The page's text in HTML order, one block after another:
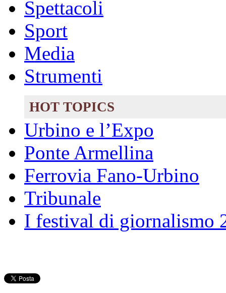
Spettacoli
Sport
Media
Strumenti
HOT TOPICS
Urbino e l’Expo
Ponte Armellina
Ferrovia Fano-Urbino
Tribunale
I festival di giornalismo